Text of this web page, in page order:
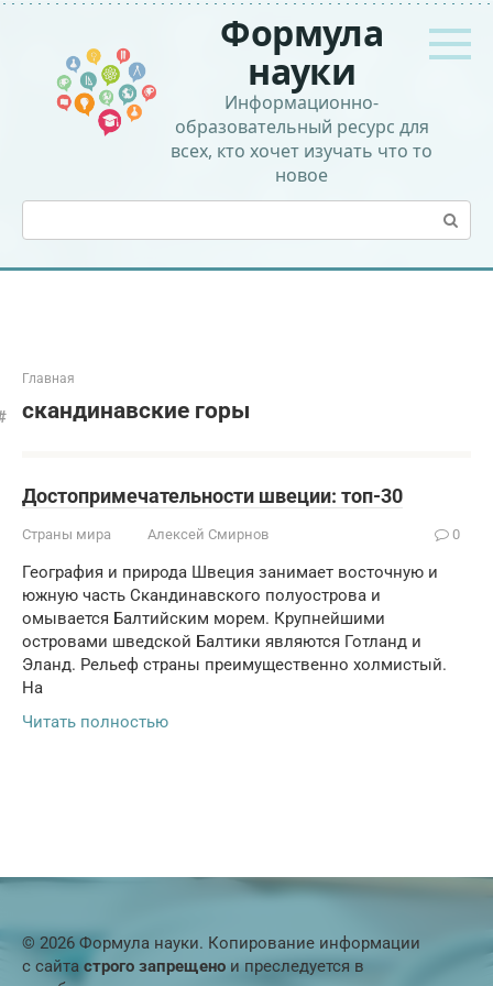
Перейти
контенту
Формула
науки
Информационно-
образовательный ресурс для
всех, кто хочет изучать что то
новое
Поиск:
Главная
скандинавские горы
Достопримечательности швеции: топ-30
Страны мира Алексей Смирнов 0
География и природа Швеция занимает восточную и
южную часть Скандинавского полуострова и
омывается Балтийским морем. Крупнейшими
островами шведской Балтики являются Готланд и
Эланд. Рельеф страны преимущественно холмистый.
На
Читать полностью
© 2026 Формула науки. Копирование информации
с сайта строго запрещено и преследуется в